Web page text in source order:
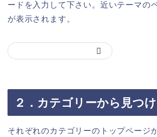
ードを入力して下さい。近いテーマの
が表示されます。
２．カテゴリーから見つ
それぞれのカテゴリーのトップページ